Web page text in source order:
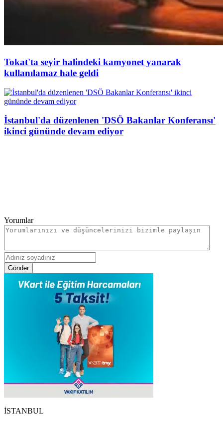
Tokat'ta seyir halindeki kamyonet yanarak
kullanılamaz hale geldi
İstanbul'da düzenlenen 'DSÖ Bakanlar Konferansı'
ikinci gününde devam ediyor
Yorumlar
Gönder
İSTANBUL